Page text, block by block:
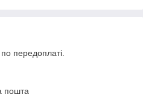
передоплаті.
пошта